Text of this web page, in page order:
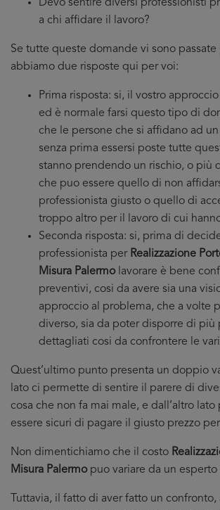
Devo sentire diversi professionisti
a chi affidare il lavoro?
Se tutte queste domande vi sono passate
abbiamo due risposte qui per voi:
Prima risposta: si, il vostro
ed è normale farsi questo tipo di
che le persone che si affidano ad
senza prima essersi poste tutte
stanno prendendo un rischio, o più
che puo essere quello di non
professionista giusto o quello di
troppo altro per il lavoro di cui
Seconda risposta: si, prima di
professionista per Realizzazione
Misura Palermolavorare è bene
preventivi, cosi da avere sia una
approccio al problema, che a volte
diverso, sia da poter disporre di più
dettagliati cosi da confrontere le
Quest’ultimo punto presenta un doppio
lato ci permette di sentire il parere di
cosa che non fa mai male, e dall’altro
essere sicuri di pagare il giusto prezzo
Non dimentichiamo che il costo
Misura Palermopuo variare da un esperto
Tuttavia, il fatto di aver fatto un confronto,